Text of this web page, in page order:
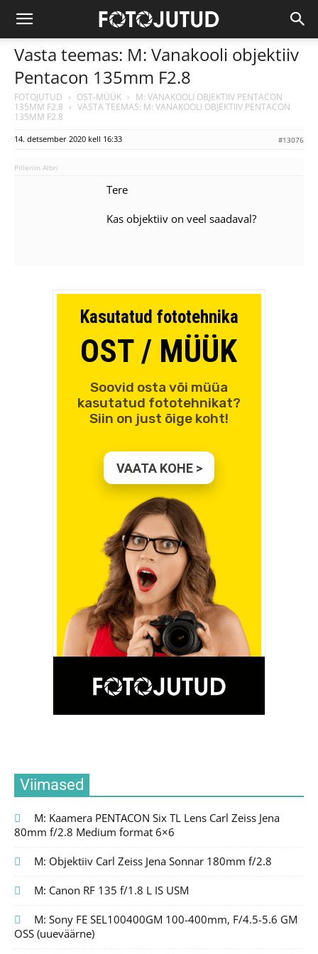
Vasta teemas: M: Vanakooli objektiiv
Pentacon 135mm F2.8
FOTOJUTUD › OST-MÜÜK › M: VANAKOOLI OBJEKTIIV PENTACON
135MM F2.8 › VASTA TEEMAS: M: VANAKOOLI OBJEKTIIV PENTACON
135MM F2.8
14. detsember 2020 kell 16:33 #13076
Pilleriin Albri
Tere
Kas objektiiv on veel saadaval?
Viimased
M: Kaamera PENTACON Six TL Lens Carl Zeiss Jena
80mm f/2.8 Medium format 6×6
M: Objektiiv Carl Zeiss Jena Sonnar 180mm f/2.8
M: Canon RF 135 f/1.8 L IS USM
M: Sony FE SEL100400GM 100-400mm, F/4.5-5.6 GM
OSS (uueväärne)